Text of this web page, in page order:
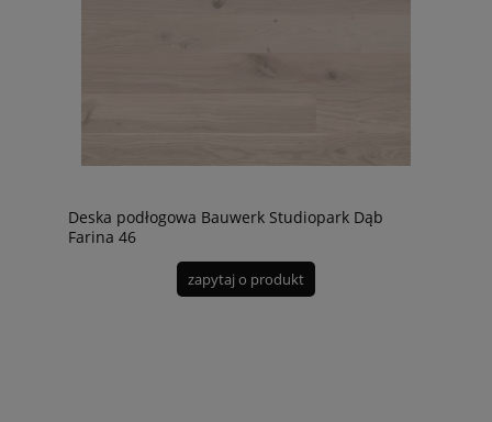
Deska podłogowa Bauwerk Studiopark Dąb
Farina 46
zapytaj o produkt